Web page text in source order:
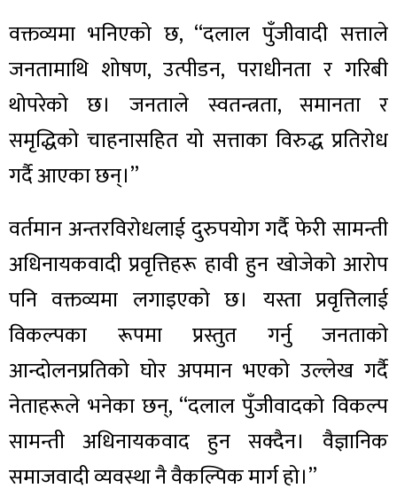
वक्तव्यमा भनिएको छ, “दलाल पुँजीवादी सत्ताले
जनतामाथि शोषण, उत्पीडन, पराधीनता र गरिबी
थोपरेको छ। जनताले स्वतन्त्रता, समानता र
समृद्धिको चाहनासहित यो सत्ताका विरुद्ध प्रतिरोध
गर्दै आएका छन्।”
वर्तमान अन्तरविरोधलाई दुरुपयोग गर्दै फेरी सामन्ती
अधिनायकवादी प्रवृत्तिहरू हावी हुन खोजेको आरोप
पनि वक्तव्यमा लगाइएको छ। यस्ता प्रवृत्तिलाई
विकल्पका रूपमा प्रस्तुत गर्नु जनताको
आन्दोलनप्रतिको घोर अपमान भएको उल्लेख गर्दै
नेताहरूले भनेका छन्, “दलाल पुँजीवादको विकल्प
सामन्ती अधिनायकवाद हुन सक्दैन। वैज्ञानिक
समाजवादी व्यवस्था नै वैकल्पिक मार्ग हो।”